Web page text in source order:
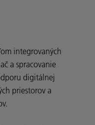
integrovaných
a spracovanie
digitálnej
priestorov a